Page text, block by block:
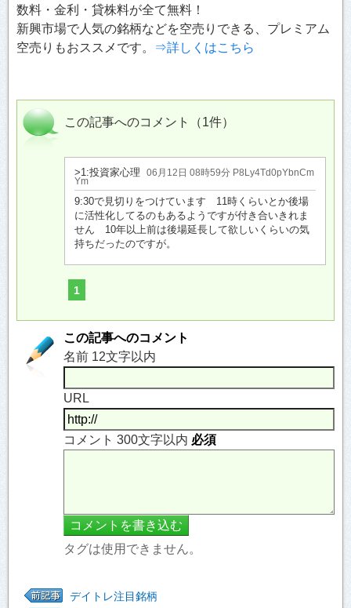
数料・金利・貸株料が全て無料！
新興市場で人気の銘柄などを空売りできる、プレミアム
空売りもおススメです。
⇒詳しくはこちら
この記事へのコメント（1件）
>1:投資家心理
06月12日 08時59分 P8Ly4Td0pYbnCm
Ym
9:30で見切りをつけています 11時くらいとか後場
に活性化してるのもあるようですが付き合いきれま
せん 10年以上前は後場延長して欲しいくらいの気
持ちだったのですが。
1
この記事へのコメント
名前 12文字以内
URL
コメント 300文字以内 必須
タグは使用できません。
デイトレ注目銘柄